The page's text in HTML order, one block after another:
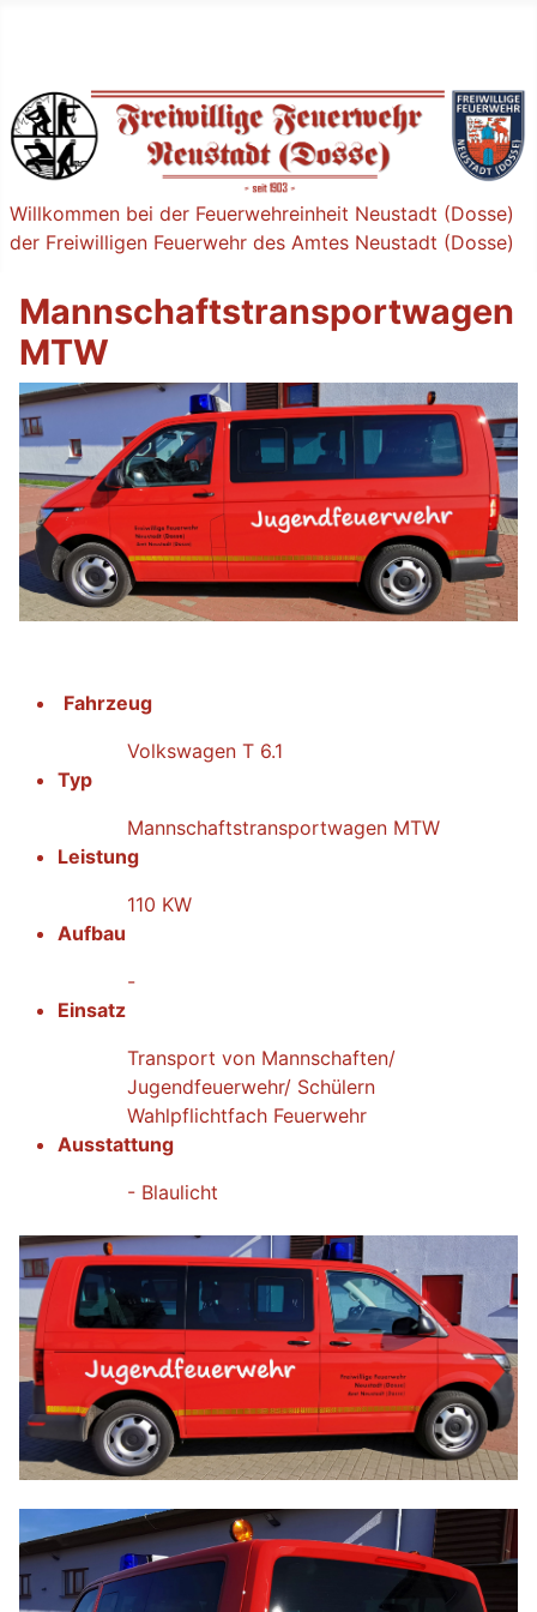
Willkommen bei der Feuerwehreinheit Neustadt (Dosse)
der Freiwilligen Feuerwehr des Amtes Neustadt (Dosse)
Mannschaftstransportwagen
MTW
Fahrzeug
Volkswagen T 6.1
Typ
Mannschaftstransportwagen MTW
Leistung
110 KW
Aufbau
-
Einsatz
Transport von Mannschaften/
Jugendfeuerwehr/ Schülern
Wahlpflichtfach Feuerwehr
Ausstattung
- Blaulicht